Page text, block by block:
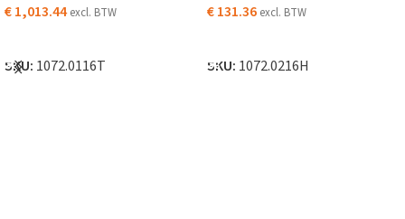
€1,013.44 excl. BTW
SKU: 1072.0116T
€131.36 excl. BTW
SKU: 1072.0216H